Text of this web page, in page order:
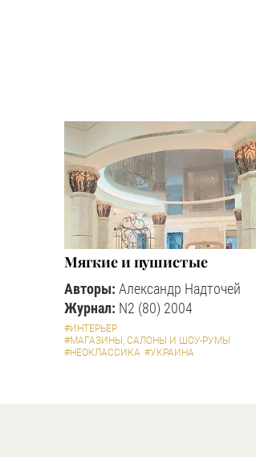
Мягкие и пушистые
Авторы: Александр Надточей
Журнал: N2 (80) 2004
#ИНТЕРЬЕР
#МАГАЗИНЫ, САЛОНЫ И ШОУ-РУМЫ
#НЕОКЛАССИКА #УКРАИНА